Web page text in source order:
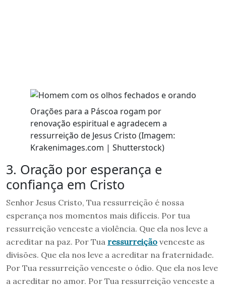
Orações para a Páscoa rogam por
renovação espiritual e agradecem a
ressurreição de Jesus Cristo (Imagem:
Krakenimages.com | Shutterstock)
3. Oração por esperança e
confiança em Cristo
Senhor Jesus Cristo, Tua ressurreição é nossa
esperança nos momentos mais difíceis. Por tua
ressurreição venceste a violência. Que ela nos leve a
acreditar na paz. Por Tua ressurreição venceste as
divisões. Que ela nos leve a acreditar na fraternidade.
Por Tua ressurreição venceste o ódio. Que ela nos leve
a acreditar no amor. Por Tua ressurreição venceste a